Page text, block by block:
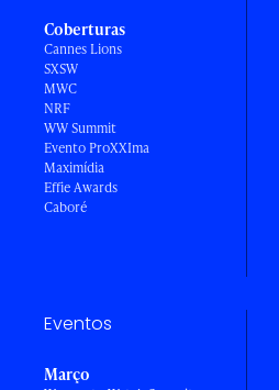
Coberturas
Cannes Lions
SXSW
MWC
NRF
WW Summit
Evento ProXXIma
Maximídia
Effie Awards
Caboré
Eventos
Março